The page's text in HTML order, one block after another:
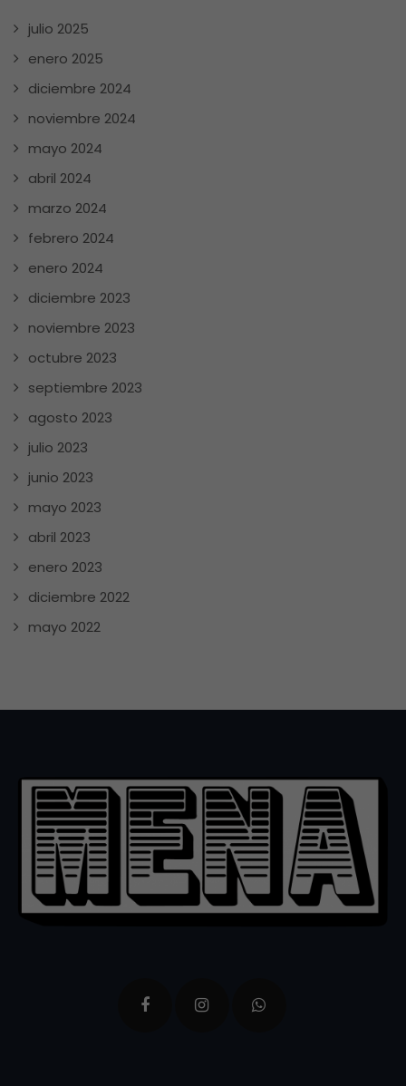
julio 2025
enero 2025
diciembre 2024
noviembre 2024
mayo 2024
abril 2024
marzo 2024
febrero 2024
enero 2024
diciembre 2023
noviembre 2023
octubre 2023
septiembre 2023
agosto 2023
julio 2023
junio 2023
mayo 2023
abril 2023
enero 2023
diciembre 2022
mayo 2022